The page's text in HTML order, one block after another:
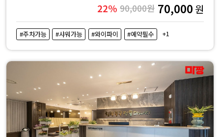
22% 90,000원 70,000 원
#주차가능 #샤워가능 #와이파이 #예약필수 +1